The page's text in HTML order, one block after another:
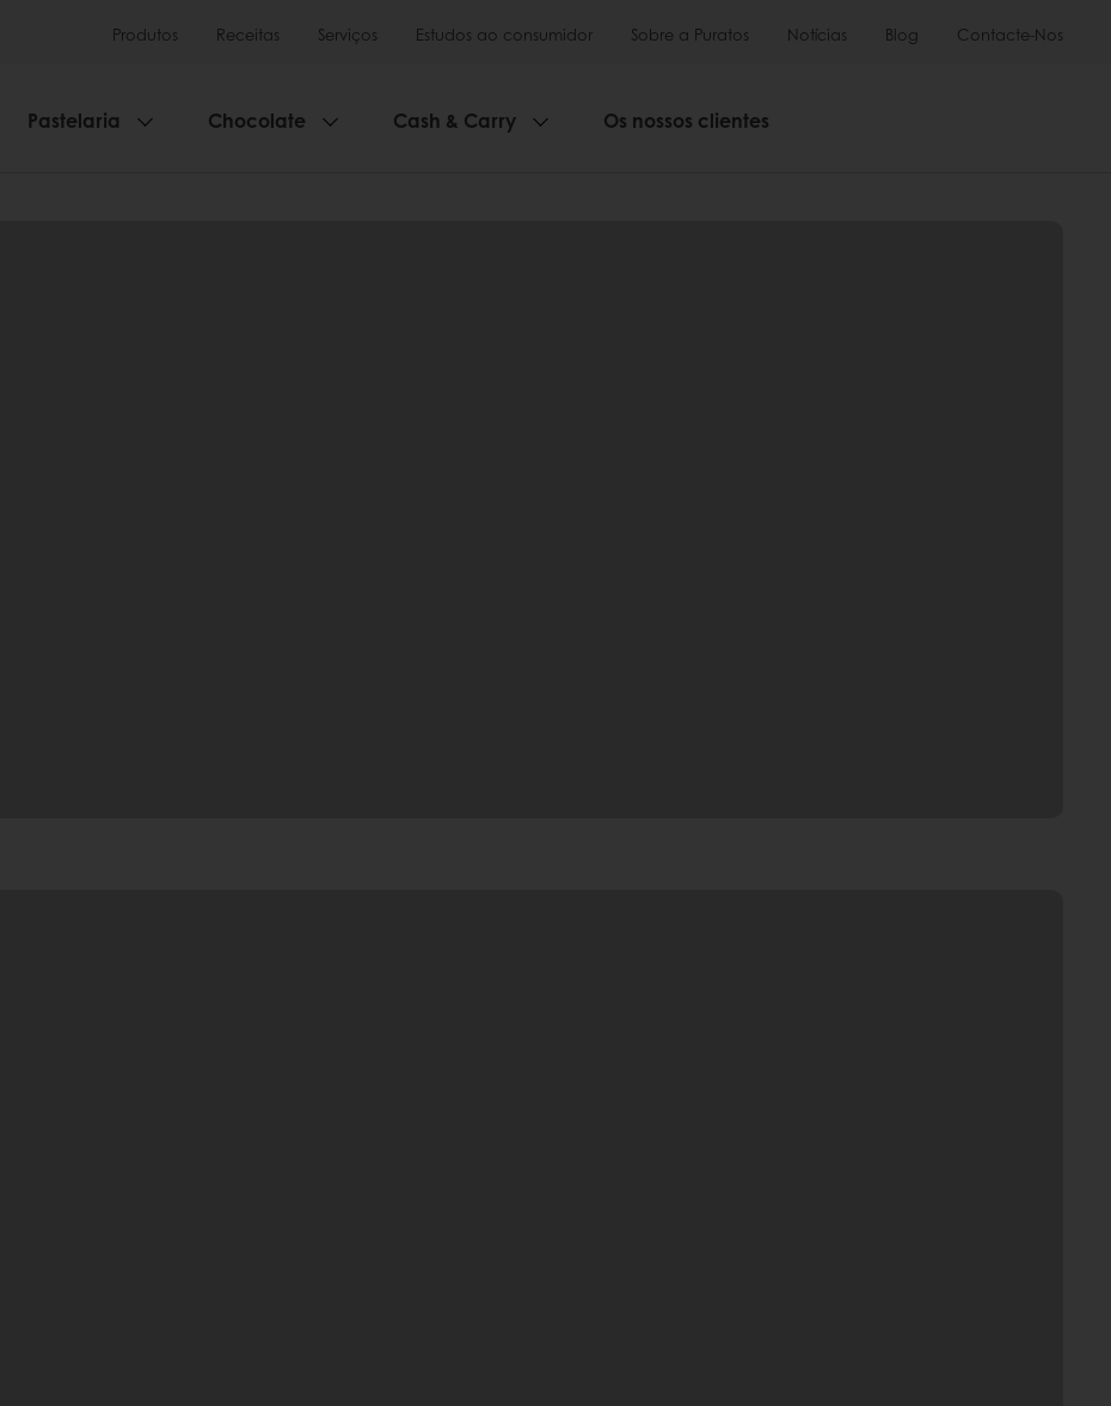
Produtos Receitas Serviços Estudos ao consumidor Sobre a Puratos Notícias Blog Contacte-Nos
Pastelaria Chocolate Cash & Carry Os nossos clientes